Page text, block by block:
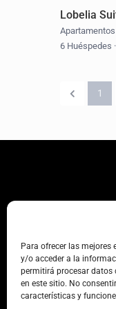
Para ofrecer las
y/o acceder a la
permitirá procesar datos
en este sitio. No
características y
Lobelia
Apartamentos
6 Huéspedes ·
1